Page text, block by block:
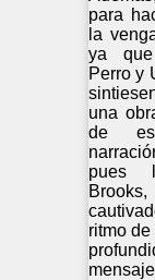
para
la
ya
Perro y
una
de
pues
ritmo